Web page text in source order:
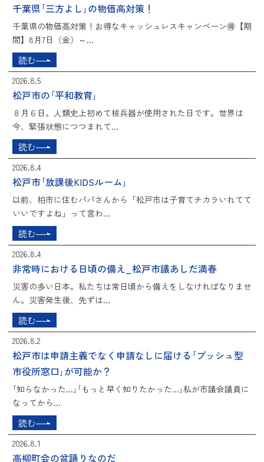
千葉県｢三方よし｣の物価高対策！
千葉県の物価高対策！お得なキャッシュレスキャンペーン🉐【期
間】8月7日（金）～...
読む
2026.8.5
松戸市の｢平和教育｣
８月６日。人類史上初めて核兵器が使用された日です。世界は
今、緊張状態につつまれて...
読む
2026.8.4
松戸市｢放課後KIDSルーム｣
以前、柏市に住むパパさんから「松戸市は子育てチカラいれてて
いいですよね」って言わ...
読む
2026.8.4
非常時における日頃の備え_松戸市議あしだ満春
災害の多い日本。私たちは常日頃から備えをしなければなりませ
ん。災害発生後、先ずは...
読む
2026.8.2
松戸市は申請主義でなく申請なしに届ける｢プッシュ型
市役所窓口｣が可能か？
｢知らなかった...｣｢もっと早く知りたかった...｣私が市議会議員に
なってから...
読む
2026.8.1
高柳町会の盆踊りなのだ